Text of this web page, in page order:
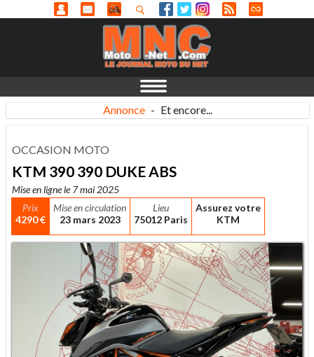
Annonce - Et encore...
OCCASION MOTO
KTM 390 390 DUKE ABS
Mise en ligne le 7 mai 2025
Prix
4290 €
Mise en circulation
23 mars 2023
Lieu
75012 Paris
Assurez votre
KTM